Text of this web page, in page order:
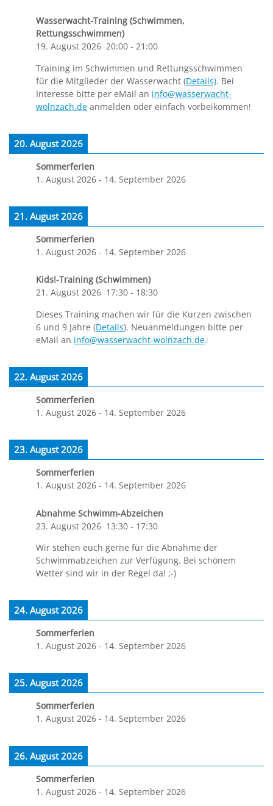
Wasserwacht-Training (Schwimmen,
Rettungsschwimmen)
19. August 2026 20:00 - 21:00
Training im Schwimmen und Rettungsschwimmen
für die Mitglieder der Wasserwacht (Details). Bei
Interesse bitte per eMail an info@wasserwacht-
wolnzach.de anmelden oder einfach vorbeikommen!
20. August 2026
Sommerferien
1. August 2026 - 14. September 2026
21. August 2026
Sommerferien
1. August 2026 - 14. September 2026
Kids!-Training (Schwimmen)
21. August 2026 17:30 - 18:30
Dieses Training machen wir für die Kurzen zwischen
6 und 9 Jahre (Details). Neuanmeldungen bitte per
eMail an info@wasserwacht-wolnzach.de.
22. August 2026
Sommerferien
1. August 2026 - 14. September 2026
23. August 2026
Sommerferien
1. August 2026 - 14. September 2026
Abnahme Schwimm-Abzeichen
23. August 2026 13:30 - 17:30
Wir stehen euch gerne für die Abnahme der
Schwimmabzeichen zur Verfügung. Bei schönem
Wetter sind wir in der Regel da! ;-)
24. August 2026
Sommerferien
1. August 2026 - 14. September 2026
25. August 2026
Sommerferien
1. August 2026 - 14. September 2026
26. August 2026
Sommerferien
1. August 2026 - 14. September 2026